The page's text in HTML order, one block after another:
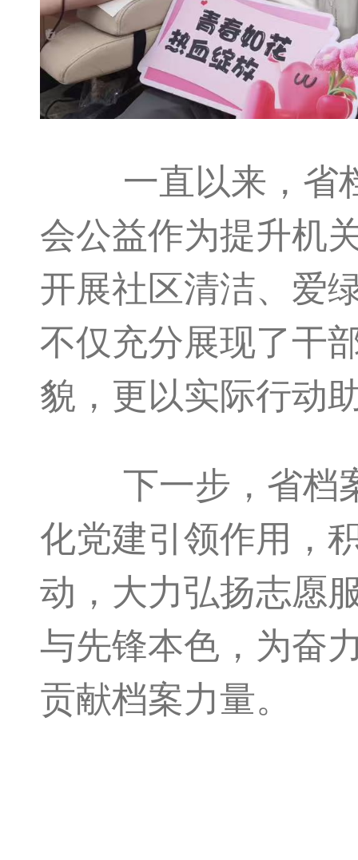
一直以来，省档
会公益作为提升机
开展社区清洁、爱
不仅充分展现了干
貌，更以实际行动
下一步，省档案
化党建引领作用，
动，大力弘扬志愿
与先锋本色，为奋
贡献档案力量。